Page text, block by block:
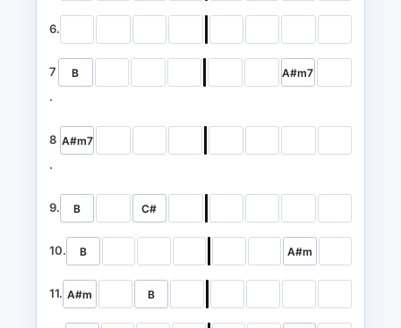
6.
7
.
B A#m7
8
.
A#m7
9. B C#
10. B A#m
11. A#m B